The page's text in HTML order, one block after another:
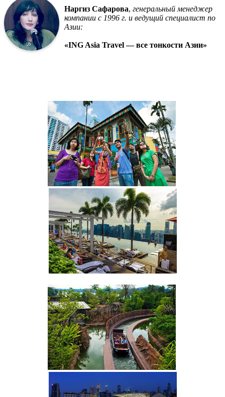
Наргиз Сафарова, генеральный менеджер
компании с 1996 г. и ведущий специалист по
Азии:
«ING Asia Travel — все тонкости Азии»